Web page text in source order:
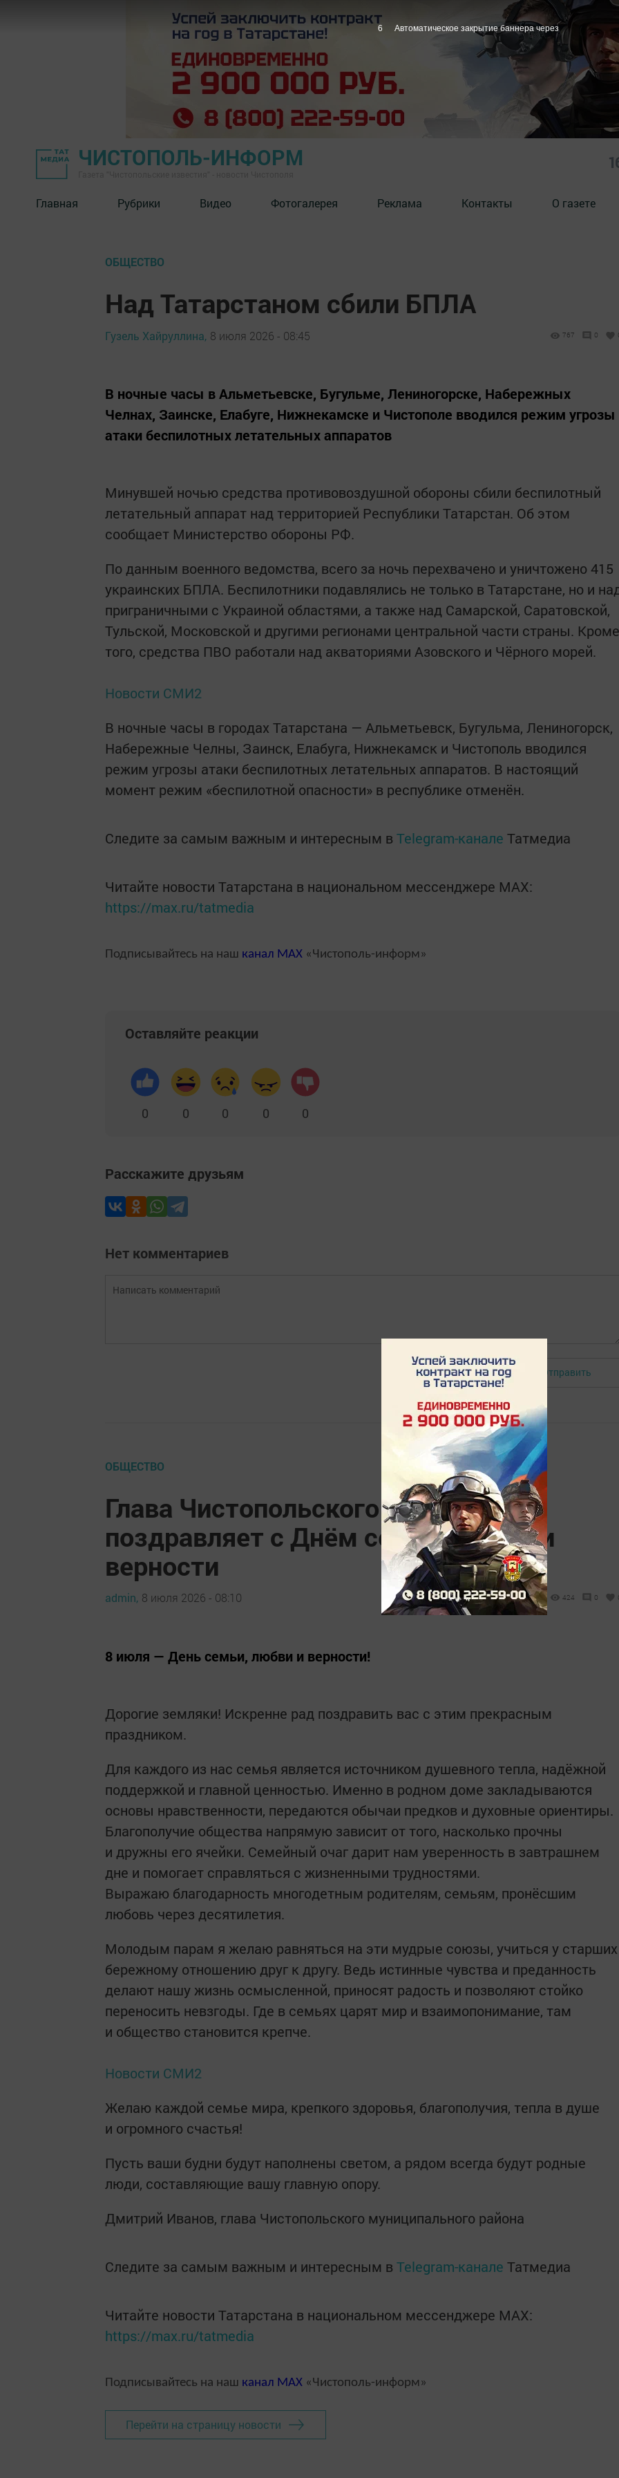
ЧИСТОПОЛЬ-ИНФОРМ
Главная Рубрики Видео Фотогалерея Реклама Контакты О газете
ОБЩЕСТВО
Над Татарстаном сбили БПЛА
Гузель Хайруллина, 8 июля 2026 - 08:45 767 0
В ночные часы в Альметьевске, Бугульме, Лениногорске, Набережных
Челнах, Заинске, Елабуге, Нижнекамске и Чистополе вводился режим угрозы
атаки беспилотных летательных аппаратов
Минувшей ночью средства противовоздушной обороны сбили беспилотный
летательный аппарат над территорией Республики Татарстан. Об этом
сообщает Министерство обороны РФ.
По данным военного ведомства, всего за ночь перехвачено и уничтожено 415
украинских БПЛА. Беспилотники подавлялись не только в Татарстане, но и
приграничными с Украиной областями, а также над Самарской, Саратовской,
Тульской, Московской и другими регионами центральной части страны. Кроме
того, средства ПВО работали над акваториями Азовского и Чёрного морей.
Новости СМИ2
В ночные часы в городах Татарстана — Альметьевск, Бугульма, Лениногорск,
Набережные Челны, Заинск, Елабуга, Нижнекамск и Чистополь вводился
режим угрозы атаки беспилотных летательных аппаратов. В настоящий
момент режим «беспилотной опасности» в республике отменён.
Следите за самым важным и интересным в Telegram-канале Татмедиа
Читайте новости Татарстана в национальном мессенджере MАХ:
https://max.ru/tatmedia
Подписывайтесь на наш канал MAX «Чистополь-информ»
Оставляйте реакции
0 0 0 0 0
Расскажите друзьям
Нет комментариев
Авторизоваться Отправить
ОБЩЕСТВО
Глава Чистопольского района
поздравляет с Днём семьи, любви и
верности
admin, 8 июля 2026 - 08:10 424 0
8 июля — День семьи, любви и верности!
Дорогие земляки! Искренне рад поздравить вас с этим прекрасным
праздником.
Для каждого из нас семья является источником душевного тепла, надёжной
поддержкой и главной ценностью. Именно в родном доме закладываются
основы нравственности, передаются обычаи предков и духовные ориентиры.
Благополучие общества напрямую зависит от того, насколько прочны
и дружны его ячейки. Семейный очаг дарит нам уверенность в завтрашнем
дне и помогает справляться с жизненными трудностями.
Выражаю благодарность многодетным родителям, семьям, пронёсшим
любовь через десятилетия.
Молодым парам я желаю равняться на эти мудрые союзы, учиться у старших
бережному отношению друг к другу. Ведь истинные чувства и преданность
делают нашу жизнь осмысленной, приносят радость и позволяют стойко
переносить невзгоды. Где в семьях царят мир и взаимопонимание, там
и общество становится крепче.
Новости СМИ2
Желаю каждой семье мира, крепкого здоровья, благополучия, тепла в душе
и огромного счастья!
Пусть ваши будни будут наполнены светом, а рядом всегда будут родные
люди, составляющие вашу главную опору.
Дмитрий Иванов, глава Чистопольского муниципального района
Следите за самым важным и интересным в Telegram-канале Татмедиа
Читайте новости Татарстана в национальном мессенджере MАХ:
https://max.ru/tatmedia
Подписывайтесь на наш канал MAX «Чистополь-информ»
Перейти на страницу новости
5 Автоматическое закрытие баннера через